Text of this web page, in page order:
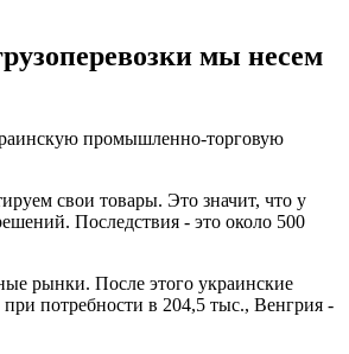
мы несем
промышленно-торговую
свои товары. Это значит, что у
Последствия - это около 500
рынки. После этого украинские
потребности в 204,5 тыс., Венгрия -